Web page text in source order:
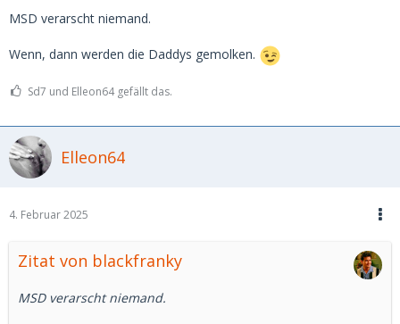
MSD verarscht niemand.
Wenn, dann werden die Daddys gemolken.
Sd7 und Elleon64 gefällt das.
Elleon64
4. Februar 2025
Zitat von blackfranky
MSD verarscht niemand.